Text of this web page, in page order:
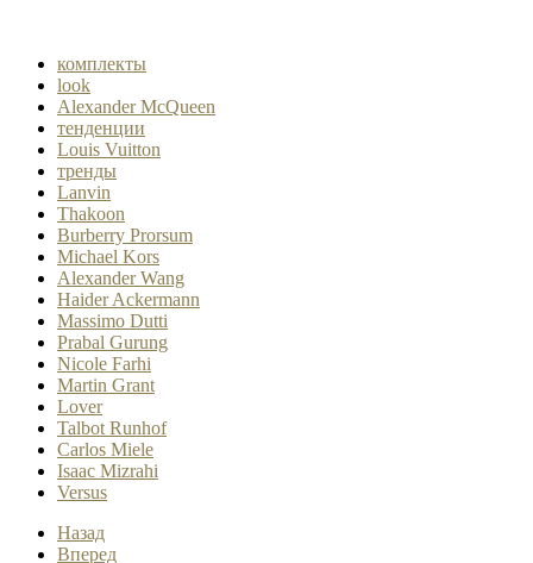
комплекты
look
Alexander McQueen
тенденции
Louis Vuitton
тренды
Lanvin
Thakoon
Burberry Prorsum
Michael Kors
Alexander Wang
Haider Ackermann
Massimo Dutti
Prabal Gurung
Nicole Farhi
Martin Grant
Lover
Talbot Runhof
Carlos Miele
Isaac Mizrahi
Versus
Назад
Вперед